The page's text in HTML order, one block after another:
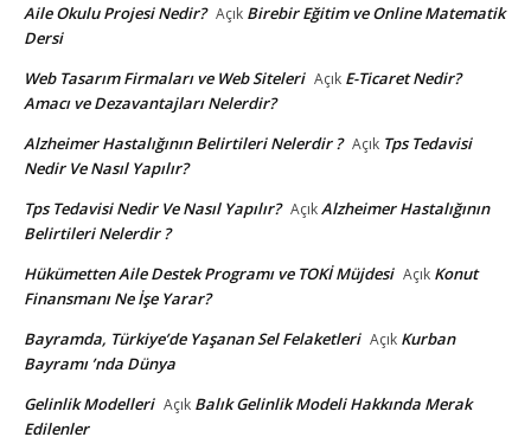
Aile Okulu Projesi Nedir? Açık Birebir Eğitim ve Online Matematik
Dersi
Web Tasarım Firmaları ve Web Siteleri Açık E-Ticaret Nedir?
Amacı ve Dezavantajları Nelerdir?
Alzheimer Hastalığının Belirtileri Nelerdir ? Açık Tps Tedavisi
Nedir Ve Nasıl Yapılır?
Tps Tedavisi Nedir Ve Nasıl Yapılır? AçıkAlzheimer Hastalığının
Belirtileri Nelerdir ?
Hükümetten Aile Destek Programı ve TOKİ Müjdesi Açık Konut
Finansmanı Ne İşe Yarar?
Bayramda, Türkiye’de Yaşanan Sel Felaketleri Açık Kurban
Bayramı ’nda Dünya
Gelinlik Modelleri Açık Balık Gelinlik Modeli Hakkında Merak
Edilenler